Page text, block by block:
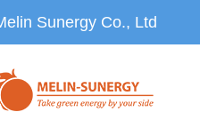
Sunergy Co., Ltd.